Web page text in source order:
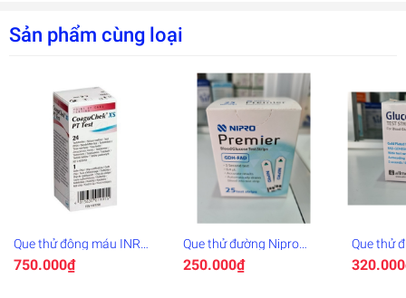
Sản phẩm cùng loại
Que thử đông máu INR
CoaguChek XS 6 que
750.000₫
Que thử đường Nipro
Premier
250.000₫
Que thử